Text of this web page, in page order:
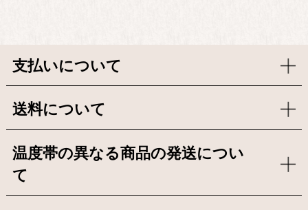
支払いについて
送料について
温度帯の異なる商品の発送につい
て